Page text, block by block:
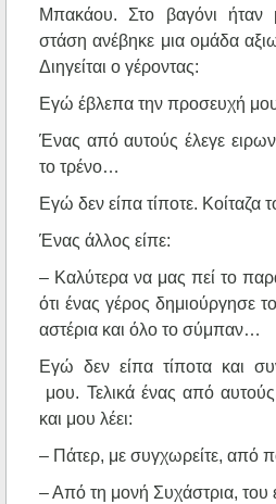
Μπακάου. Στο βαγόνι ήταν
στάση ανέβηκε μια ομάδα
Διηγείται ο γέροντας:
Εγώ έβλεπα την προσευχή
Ένας από αυτούς έλεγε
το τρένο…
Εγώ δεν είπα τίποτε. Κοίταζα
Ένας άλλος είπε:
– Καλύτερα να μας πεί το
ότι ένας γέρος δημιούργησε
αστέρια και όλο το σύμπαν…
Εγώ δεν είπα τίποτα και
μου. Τελικά ένας από
και μου λέει:
– Πάτερ, με συγχωρείτε, από
– Από τη μονή Συχάστρια, του